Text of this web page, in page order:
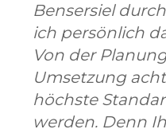
Bensersiel
ich persönlich
Von der
Umsetzung
höchste
werden. Denn